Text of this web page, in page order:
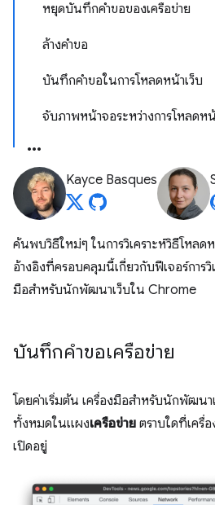
หยุดบันทึกคำขอของเครือข่าย
ล้างคำขอ
บันทึกคำขอในการโหลดหน้าเว็บ
จับภาพหน้าจอระหว่างการโหลดหน้
Kayce Basques
ค้นพบวิธีใหม่ๆ ในการวิเคราะห์วิธีโหล
อ้างอิงที่ครอบคลุมนี้เกี่ยวกับฟีเจอร์การวิ
มือสำหรับนักพัฒนาเว็บใน Chrome
บันทึกคำขอเครือข่าย
โดยค่าเริ่มต้น เครื่องมือสำหรับนักพัฒน
ทั้งหมดในแผงเครือข่าย ตราบใดที่เครื่
เปิดอยู่